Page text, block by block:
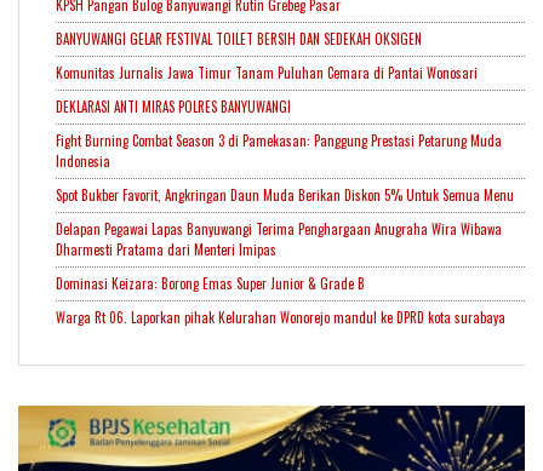
KPSH Pangan Bulog Banyuwangi Rutin Grebeg Pasar
BANYUWANGI GELAR FESTIVAL TOILET BERSIH DAN SEDEKAH OKSIGEN
Komunitas Jurnalis Jawa Timur Tanam Puluhan Cemara di Pantai Wonosari
DEKLARASI ANTI MIRAS POLRES BANYUWANGI
Fight Burning Combat Season 3 di Pamekasan: Panggung Prestasi Petarung Muda
Indonesia
Spot Bukber Favorit, Angkringan Daun Muda Berikan Diskon 5% Untuk Semua Menu
Delapan Pegawai Lapas Banyuwangi Terima Penghargaan Anugraha Wira Wibawa
Dharmesti Pratama dari Menteri Imipas
Dominasi Keizara: Borong Emas Super Junior & Grade B
Warga Rt 06. Laporkan pihak Kelurahan Wonorejo mandul ke DPRD kota surabaya